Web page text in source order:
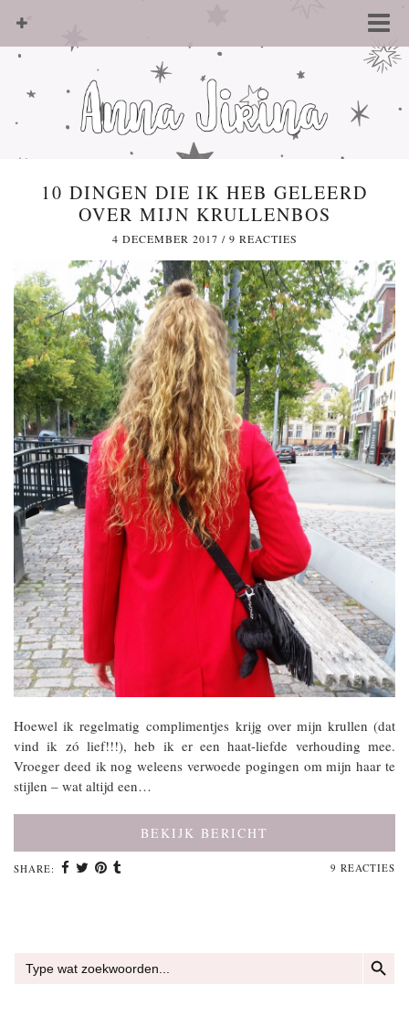
10 DINGEN DIE IK HEB GELEERD
OVER MIJN KRULLENBOS
4 DECEMBER 2017 / 9 REACTIES
Hoewel ik regelmatig complimentjes krijg over mijn krullen (dat
vind ik zó lief!!!), heb ik er een haat-liefde verhouding mee.
Vroeger deed ik nog weleens verwoede pogingen om mijn haar te
stijlen – wat altijd een…
BEKIJK BERICHT
SHARE: 9 REACTIES
naar: